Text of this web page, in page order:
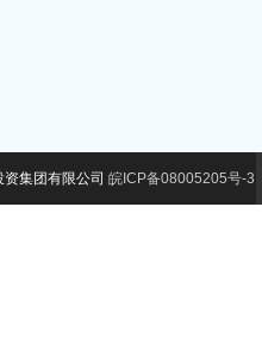
集团有限公司 皖ICP备08005205号-3